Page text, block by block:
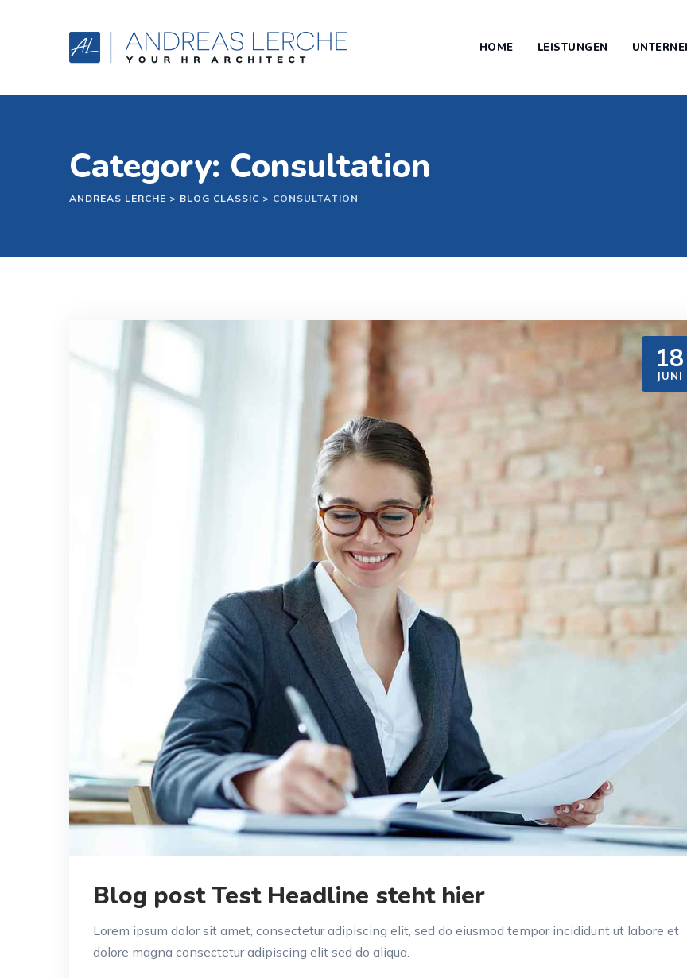
HOME LEISTUNGEN
Category: Consultation
ANDREAS LERCHE > BLOG CLASSIC > CONSULTATION
18
JUNI
Blog post Test Headline steht hier
Lorem ipsum dolor sit amet, consectetur adipiscing elit, sed do eiusmod tempor incididunt ut labore et
dolore magna consectetur adipiscing elit sed do aliqua.